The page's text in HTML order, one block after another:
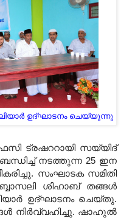
ഉദ്ഘാടനം ചെയ്യുന്നു
ട്രഷററായി സയ്യിദ്
നടത്തുന്ന 25 ഇന
സംഘാടക സമിതി
ശിഹാബ് തങ്ങള്‍
ഉദ്ഘാടനം ചെയ്തു.
നിര്‍വ്വഹിച്ചു. ഷാഹുല്‍